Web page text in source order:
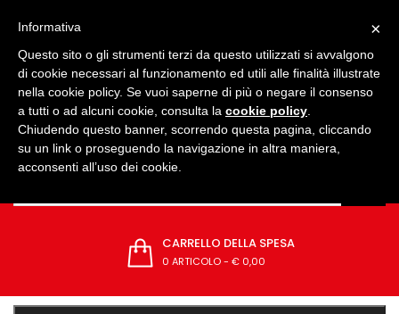
CARRELLO DELLA SPESA
0 ARTICOLO- € 0,00
×
Informativa
Questo sito o gli strumenti terzi da questo utilizzati si avvalgono
di cookie necessari al funzionamento ed utili alle finalità illustrate
nella cookie policy. Se vuoi saperne di più o negare il consenso
a tutti o ad alcuni cookie, consulta la cookie policy
Chiudendo questo banner, scorrendo questa pagina, cliccando
su un link o proseguendo la navigazione in altra maniera,
acconsenti all’uso dei cookie.